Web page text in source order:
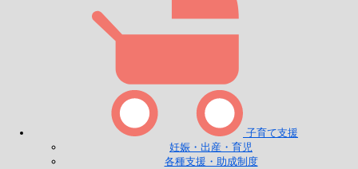
子育て支援
妊娠・出産・育児
各種支援・助成制度